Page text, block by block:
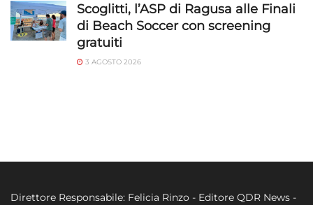
Scoglitti, l’ASP di Ragusa alle Finali
di Beach Soccer con screening
gratuiti
3 AGOSTO 2026
Direttore Responsabile: Felicia Rinzo - Editore QDR News -